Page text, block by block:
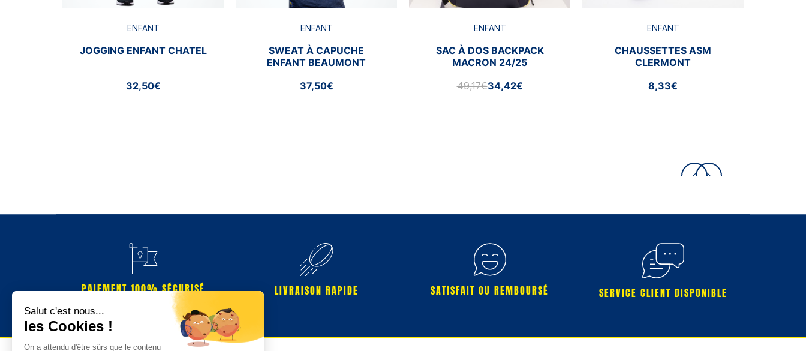
ENFANT
JOGGING ENFANT CHATEL
32,50€
ENFANT
SWEAT À CAPUCHE
ENFANT BEAUMONT
37,50€
ENFANT
SAC À DOS BACKPACK
MACRON 24/25
49,17€34,42€
ENFANT
CHAUSSETTES ASM
CLERMONT
8,33€
PAIEMENT 100% SÉCURISÉ LIVRAISON RAPIDE SATISFAIT OU REMBOURSÉ SERVICE CLIENT DISPONIBLE